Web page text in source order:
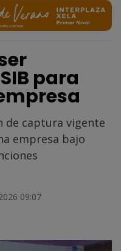
para
de captura vigente
empresa bajo
09:07